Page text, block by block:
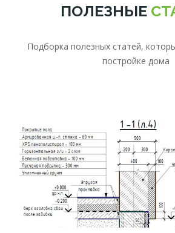
ПОЛЕЗНЫЕ
Подборка полезных статей,
постройке дома